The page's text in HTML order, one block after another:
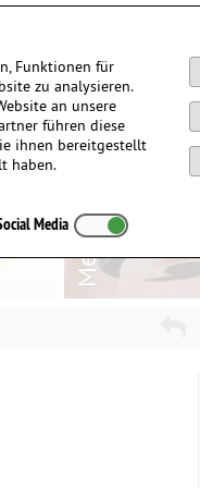
Funktionen für
zu analysieren.
an unsere
führen diese
ihnen bereitgestellt
haben.
Media